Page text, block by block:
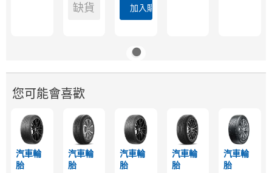
缺貨 加入購物車
您可能會喜歡
汽車輪
胎
汽車輪
胎
汽車輪
胎
汽車輪
胎
汽車輪
胎